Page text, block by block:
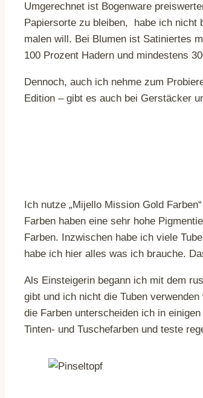
Umgerechnet ist Bogenware
Papiersorte zu bleiben, habe ich nicht
malen will. Bei Blumen ist Satiniertes
100 Prozent Hadern und mindestens
Dennoch, auch ich nehme zum
Edition – gibt es auch bei Gerstäcker
Ich nutze „Mijello Mission Gold
Farben haben eine sehr hohe
Farben. Inzwischen habe ich viele
habe ich hier alles was ich brauche.
Als Einsteigerin begann ich mit dem
gibt und ich nicht die Tuben
die Farben unterscheiden ich in
Tinten- und Tuschefarben und teste